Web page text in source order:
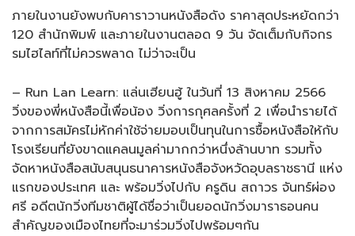
ภายในงานยังพบกับคาราวานหนังสือดัง ราคาสุดประหยัดกว่า
120 สำนักพิมพ์ และภายในงานตลอด 9 วัน จัดเต็มกับกิจกร
รมไฮไลท์ที่ไม่ควรพลาด ไม่ว่าจะเป็น
– Run Lan Learn: แล่นเฮียนฮู้ ในวันที่ 13 สิงหาคม 2566
วิ่งของพี่หนังสือนี้เพื่อน้อง วิ่งการกุศลครั้งที่ 2 เพื่อนำรายได้
จากการสมัครไม่หักค่าใช้จ่ายมอบเป็นทุนในการซื้อหนังสือให้กับ
โรงเรียนที่ยังขาดแคลนมูลค่ามากกว่าหนึ่งล้านบาท รวมทั้ง
จัดหาหนังสือสนับสนุนธนาคารหนังสือจังหวัดอุบลราชธานี แห่ง
แรกของประเทศ และ พร้อมวิ่งไปกับ ครูดิน สถาวร จันทร์ผ่อง
ศรี อดีตนักวิ่งทีมชาติผู้ได้ชื่อว่าเป็นยอดนักวิ่งมาราธอนคน
สำคัญของเมืองไทยที่จะมาร่วมวิ่งไปพร้อมๆกัน